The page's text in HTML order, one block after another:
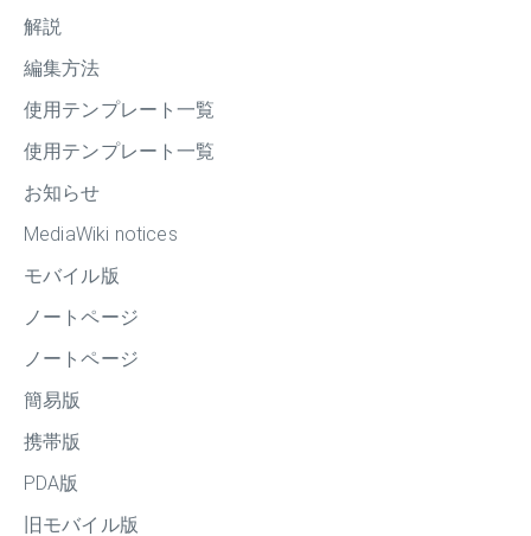
解説
編集方法
使用テンプレート一覧
使用テンプレート一覧
お知らせ
MediaWiki notices
モバイル版
ノートページ
ノートページ
簡易版
携帯版
PDA版
旧モバイル版